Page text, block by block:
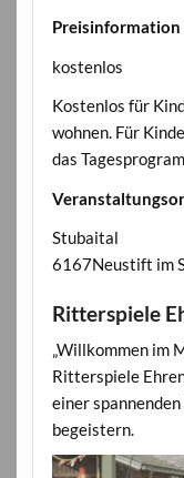
Preisinformation
kostenlos
Kostenlos für
wohnen. Für
das
Stubaital
6167Neustift im
Ritterspiele
„Willkommen im
Ritterspiele
einer
begeistern.